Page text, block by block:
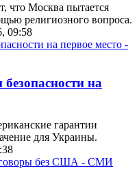
что Москва пытается
религиозного вопроса.
09:58
на
гарантии
для Украины.